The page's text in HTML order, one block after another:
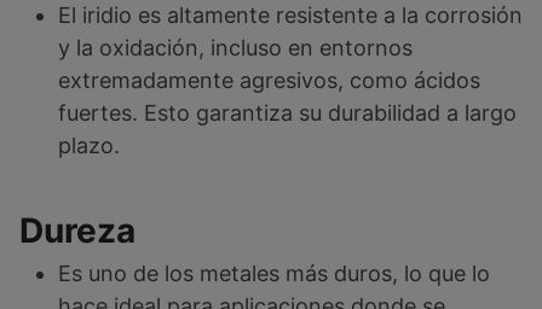
El iridio es altamente resistente a la corrosión
y la oxidación, incluso en entornos
extremadamente agresivos, como ácidos
fuertes. Esto garantiza su durabilidad a largo
plazo.
Dureza
Es uno de los metales más duros, lo que lo